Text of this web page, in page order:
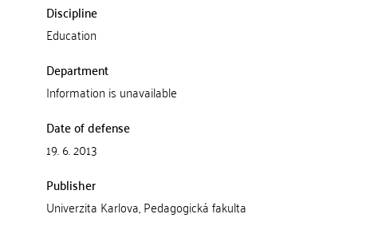
Discipline
Education
Department
Information is unavailable
Date of defense
19. 6. 2013
Publisher
Univerzita Karlova, Pedagogická fakulta